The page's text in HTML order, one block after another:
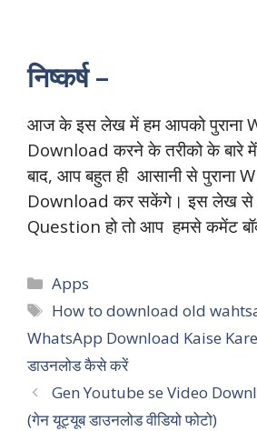
निष्कर्ष –
आज के इस लेख में हम आपको पुराना
Download करने के तरीको के बारे
बाद, आप बहुत ही आसानी से पुराना
Download कर सकेंगे। इस लेख से
Question हो तो आप हमसे कमेंट
Categories
Apps
Tags
How to download old
WhatsApp Download Kaise Kare
डाउनलोड कैसे करें
Gen Youtube se Video
(गेन यूट्यूब डाउनलोड वीडियो फोटो)